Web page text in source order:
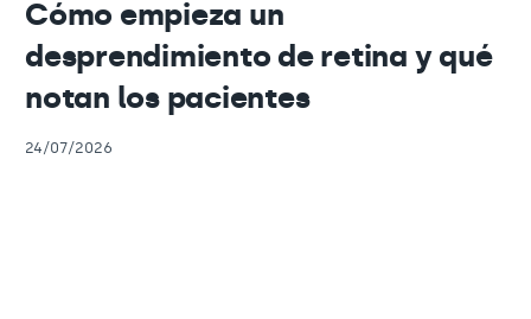
Cómo empieza un
desprendimiento de retina y qué
notan los pacientes
24/07/2026